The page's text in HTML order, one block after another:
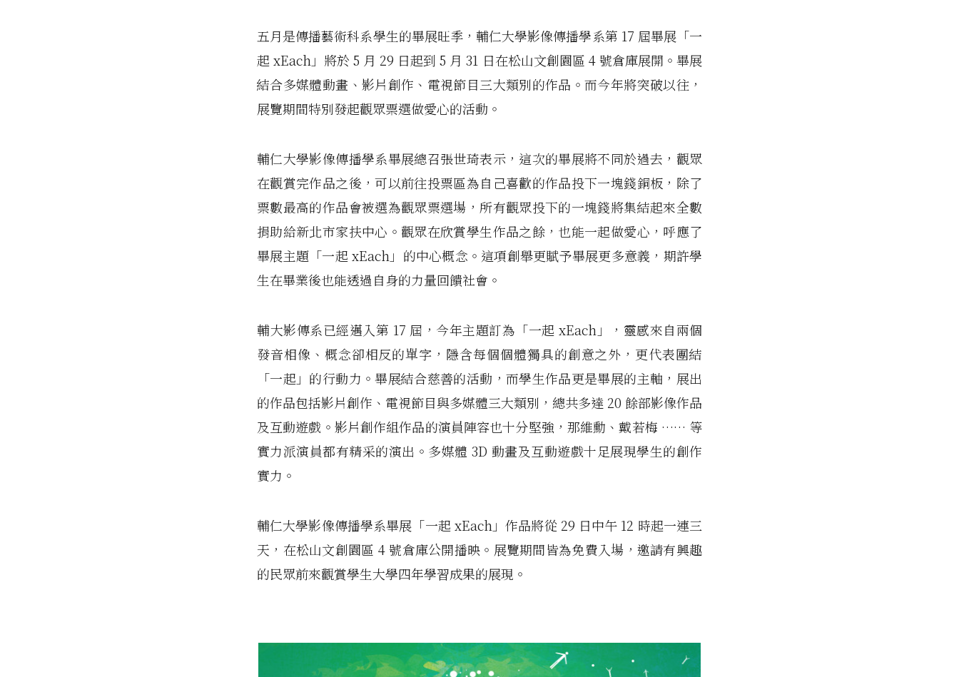
五月是傳播藝術科系學生的畢展旺季，輔仁大學影像傳播學系第 17 屆畢展「一
起 xEach」將於 5 月 29 日起到 5 月 31 日在松山文創園區 4 號倉庫展開。畢展
結合多媒體動畫、影片創作、電視節目三大類別的作品。而今年將突破以往，
展覽期間特別發起觀眾票選做愛心的活動。
輔仁大學影像傳播學系畢展總召張世琦表示，這次的畢展將不同於過去，觀眾
在觀賞完作品之後，可以前往投票區為自己喜歡的作品投下一塊錢銅板，除了
票數最高的作品會被選為觀眾票選場，所有觀眾投下的一塊錢將集結起來全數
捐助給新北市家扶中心。觀眾在欣賞學生作品之餘，也能一起做愛心，呼應了
畢展主題「一起 xEach」的中心概念。這項創舉更賦予畢展更多意義，期許學
生在畢業後也能透過自身的力量回饋社會。
輔大影傳系已經邁入第 17 屆，今年主題訂為「一起 xEach」，靈感來自兩個
發音相像、概念卻相反的單字，隱含每個個體獨具的創意之外，更代表團結
「一起」的行動力。畢展結合慈善的活動，而學生作品更是畢展的主軸，展出
的作品包括影片創作、電視節目與多媒體三大類別，總共多達 20 餘部影像作品
及互動遊戲。影片創作組作品的演員陣容也十分堅強，那維勳、戴若梅 …… 等
實力派演員都有精采的演出。多媒體 3D 動畫及互動遊戲十足展現學生的創作
實力。
輔仁大學影像傳播學系畢展「一起 xEach」作品將從 29 日中午 12 時起一連三
天，在松山文創園區 4 號倉庫公開播映。展覽期間皆為免費入場，邀請有興趣
的民眾前來觀賞學生大學四年學習成果的展現。